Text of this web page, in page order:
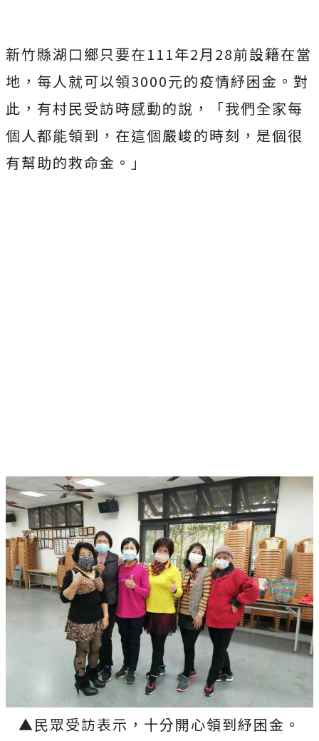
新竹縣湖口鄉只要在111年2月28前設籍在當
地，每人就可以領3000元的疫情紓困金。對
此，有村民受訪時感動的說，「我們全家每
個人都能領到，在這個嚴峻的時刻，是個很
有幫助的救命金。」
▲民眾受訪表示，十分開心領到紓困金。